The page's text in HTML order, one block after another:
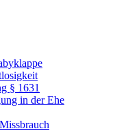
§ 1631
in der Ehe